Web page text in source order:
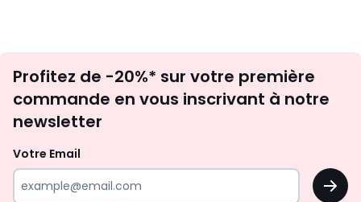
newsletter
Profitez de -20%* sur votre première
commande en vous inscrivant à notre
newsletter
Votre Email
OK